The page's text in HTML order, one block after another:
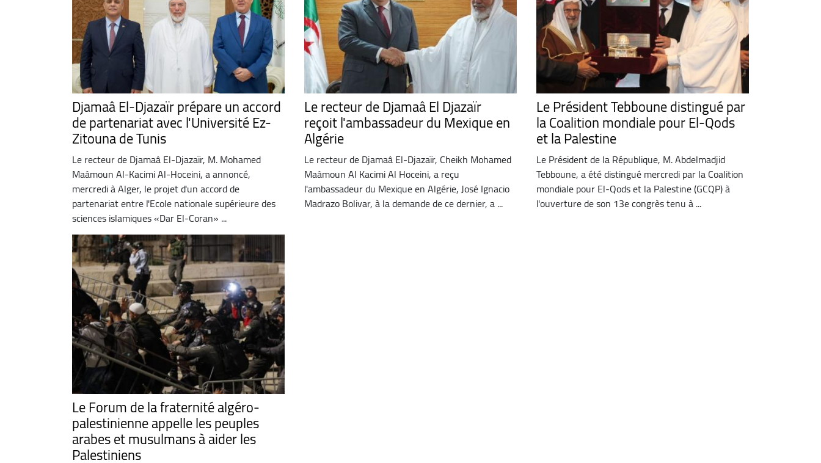
Djamaâ El-Djazaïr prépare un accord
de partenariat avec l'Université Ez-
Zitouna de Tunis
Le recteur de Djamaâ El-Djazaïr, M. Mohamed
Maâmoun Al-Kacimi Al-Hoceini, a annoncé,
mercredi à Alger, le projet d'un accord de
partenariat entre l'Ecole nationale supérieure des
sciences islamiques «Dar El-Coran» ...
Le recteur de Djamaâ El Djazaïr
reçoit l'ambassadeur du Mexique en
Algérie
Le recteur de Djamaâ El-Djazaïr, Cheikh Mohamed
Maâmoun Al Kacimi Al Hoceini, a reçu
l'ambassadeur du Mexique en Algérie, José Ignacio
Madrazo Bolivar, à la demande de ce dernier, a ...
Le Président Tebboune distingué par
la Coalition mondiale pour El-Qods
et la Palestine
Le Président de la République, M. Abdelmadjid
Tebboune, a été distingué mercredi par la Coalition
mondiale pour El-Qods et la Palestine (GCQP) à
l'ouverture de son 13e congrès tenu à ...
Le Forum de la fraternité algéro-
palestinienne appelle les peuples
arabes et musulmans à aider les
Palestiniens